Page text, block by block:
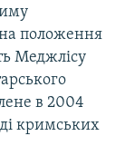
положення
Меджлісу
в 2004
кримських